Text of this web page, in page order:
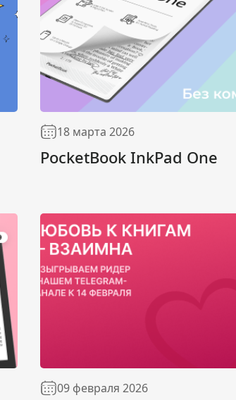
18 марта 2026
PocketBook InkPad One
09 февраля 2026